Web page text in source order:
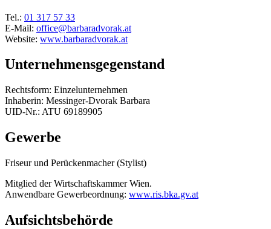
Tel.: 01 317 57 33
E-Mail: office@barbaradvorak.at
Website: www.barbaradvorak.at
Unternehmensgegenstand
Rechtsform: Einzelunternehmen
Inhaberin: Messinger-Dvorak Barbara
UID-Nr.: ATU 69189905
Gewerbe
Friseur und Perückenmacher (Stylist)
Mitglied der Wirtschaftskammer Wien.
Anwendbare Gewerbeordnung: www.ris.bka.gv.at
Aufsichtsbehörde